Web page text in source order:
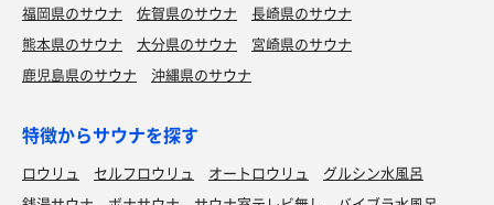
福岡県のサウナ 佐賀県のサウナ
長崎県のサウナ
熊本県のサウナ
大分県のサウナ
宮崎県のサウナ
鹿児島県のサウナ
沖縄県のサウナ
特徴からサウナを探す
ロウリュ セルフロウリュ オートロウリュ
グルシン水風呂